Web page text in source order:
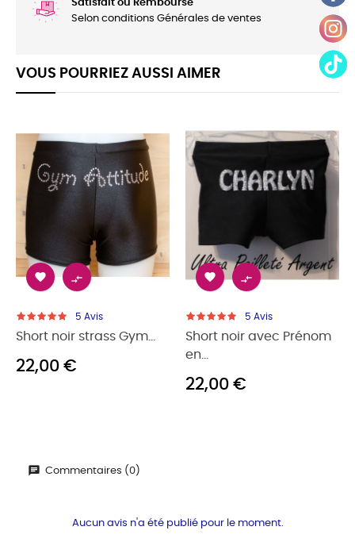
Satisfait ou Remboursé
Selon conditions Générales de ventes
VOUS POURRIEZ AUSSI AIMER
 
5 Avis
Short noir strass Gym...
22,00 €
 
5 Avis
Short noir avec Prénom
en...
22,00 €
Commentaires (0)
Aucun avis n'a été publié pour le moment.